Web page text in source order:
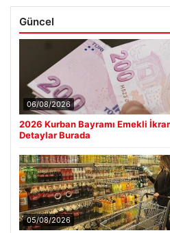
Güncel
06/08/2026
2026 Kurban Bayramı Emekli
Detaylar Burada
05/08/2026